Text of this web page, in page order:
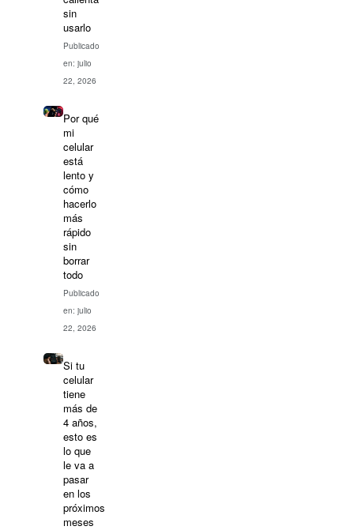
sin
usarlo
Publicado
en: julio
22, 2026
Por qué
mi
celular
está
lento y
cómo
hacerlo
más
rápido
sin
borrar
todo
Publicado
en: julio
22, 2026
Si tu
celular
tiene
más de
4 años,
esto es
lo que
le va a
pasar
en los
próximos
meses